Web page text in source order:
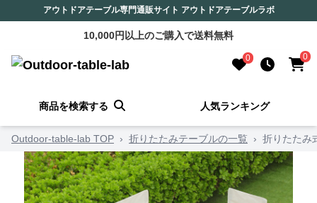
アウトドアテーブル専門通販サイト アウトドアテーブルラボ
10,000円以上のご購入で送料無料
0 0
商品を検索する 人気ランキング
Outdoor-table-lab TOP › 折りたたみテーブルの一覧 › 折りたたみ